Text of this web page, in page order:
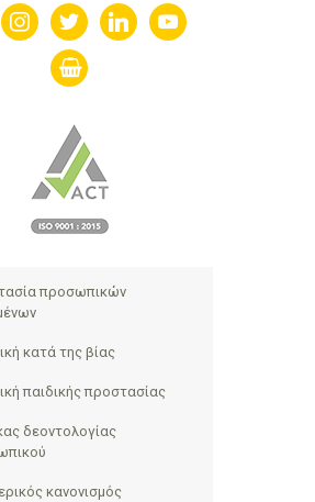
instagramtwitter linkedin youtube
shopping-
basket
προσωπικών
κατά της βίας
παιδικής προστασίας
δεοντολογίας
κανονισμός